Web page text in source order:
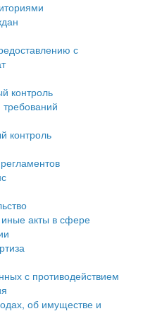
проектирования
застройки
с
контроль
контроль
акты в сфере
с противодействием
об имуществе и